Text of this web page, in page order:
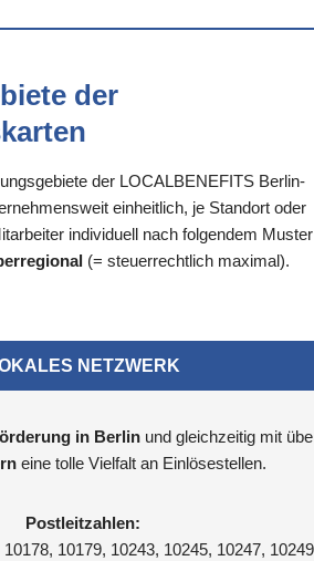
der
der LOCALBENEFITS Berlin-
einheitlich, je Standort oder
individuell nach folgendem
(= steuerrechtlich maximal).
NETZWERK
in Berlinund gleichzeitig mit
eine tolle Vielfalt an Einlösestellen.
Postleitzahlen:
10178, 10179, 10243, 10245, 10247,